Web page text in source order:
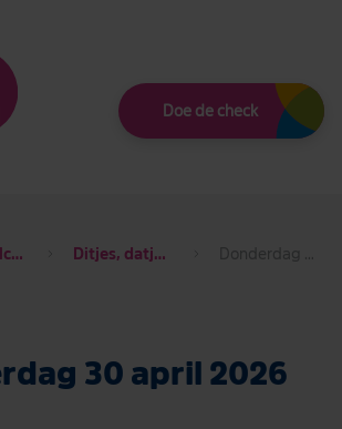
Doe de check
Forum alcohol de baas Ditjes, datjes & dagdraad
30 april 2026